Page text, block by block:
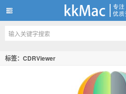
kkMac
标签：CDRViewer